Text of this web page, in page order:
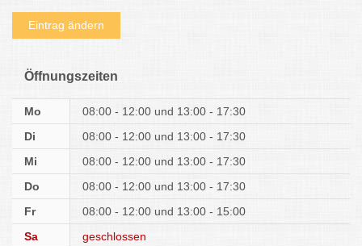
Eintrag ändern
Öffnungszeiten
Mo 08:00 - 12:00
13:00 - 17:30
Di
08:00 - 12:00
13:00 - 17:30
Mi
08:00 - 12:00
13:00 - 17:30
Do
08:00 - 12:00
13:00 - 17:30
Fr
08:00 - 12:00
13:00 - 15:00
Sa
geschlossen